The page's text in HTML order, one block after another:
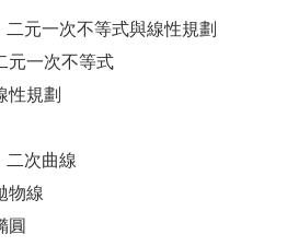
元一次不等式與線性規劃
一次不等式
性規劃
次曲線
物線
圓